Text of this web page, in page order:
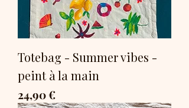
Totebag - Summer vibes -
peint à la main
Prix
24,90 €